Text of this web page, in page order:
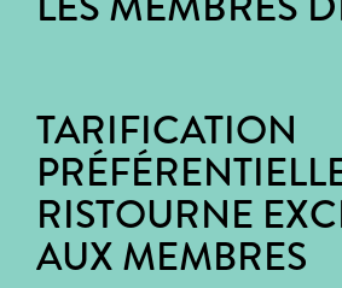
TARIFICATION
RISTOURNE
AUX MEMBRES